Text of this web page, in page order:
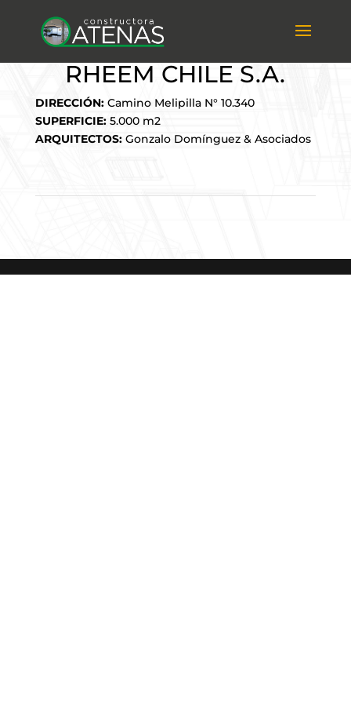
RHEEM CHILE S.A.
DIRECCIÓN:Camino Melipilla N° 10.340
SUPERFICIE:5.000 m2
ARQUITECTOS:Gonzalo Domínguez & Asociados